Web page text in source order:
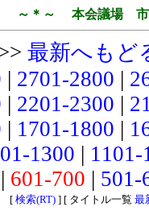
～＊～ 本会議場 市
最新へもど
| 2701-2800 |
| 2201-2300 |
| 1701-1800 |
1300 |
| 601-700 |
[ 検索(RT)] [ タイトル一覧 最